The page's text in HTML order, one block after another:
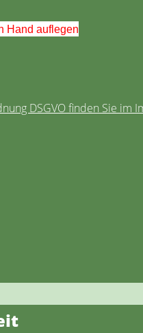
Hand auflegen
DSGVO finden Sie im